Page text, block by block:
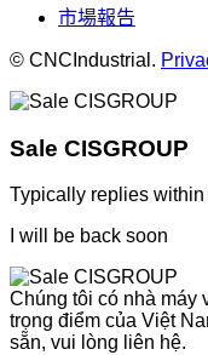
市場報告
© CNCIndustrial.
Sale CISGROUP
Typically replies within
I will be back soon
Chúng tôi có nhà máy
trọng điểm của Việt
sẵn, vui lòng liên hệ.